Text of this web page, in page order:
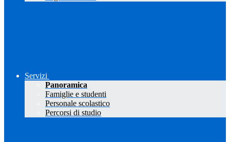
Servizi
Panoramica
Famiglie e studenti
Personale scolastico
Percorsi di studio